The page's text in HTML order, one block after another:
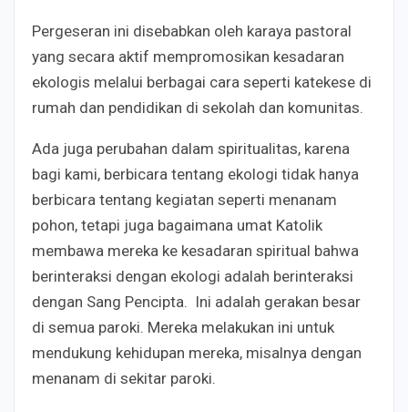
Pergeseran ini disebabkan oleh karaya pastoral
yang secara aktif mempromosikan kesadaran
ekologis melalui berbagai cara seperti katekese di
rumah dan pendidikan di sekolah dan komunitas.
Ada juga perubahan dalam spiritualitas, karena
bagi kami, berbicara tentang ekologi tidak hanya
berbicara tentang kegiatan seperti menanam
pohon, tetapi juga bagaimana umat Katolik
membawa mereka ke kesadaran spiritual bahwa
berinteraksi dengan ekologi adalah berinteraksi
dengan Sang Pencipta. Ini adalah gerakan besar
di semua paroki. Mereka melakukan ini untuk
mendukung kehidupan mereka, misalnya dengan
menanam di sekitar paroki.